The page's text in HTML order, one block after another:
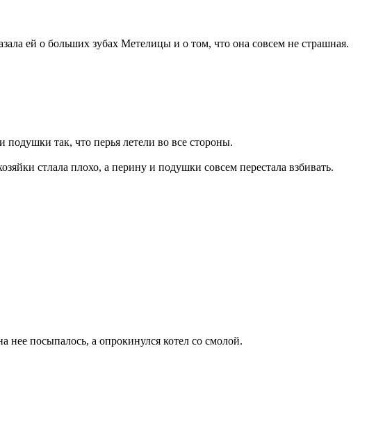
ей о больших зубах Метелицы и о том, что она совсем не страшная.
так, что перья летели во все стороны.
стлала плохо, а перину и подушки совсем перестала взбивать.
нее посыпалось, а опрокинулся котел со смолой.